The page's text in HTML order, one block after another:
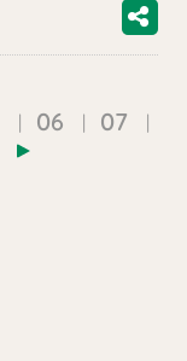
06
07